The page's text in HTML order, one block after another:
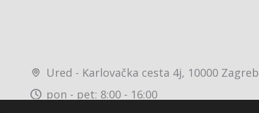
Ured - Karlovačka cesta 4j, 10000 Zagreb
pon - pet: 8:00 - 16:00